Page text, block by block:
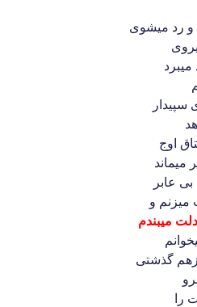
و رد میشوی
میبرد
سپیدار
میماند
عابر
میزنم و
میبندم
گذشتی
را